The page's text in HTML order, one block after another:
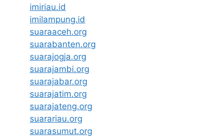
imiriau.id
imilampung.id
suaraaceh.org
suarabanten.org
suarajogja.org
suarajambi.org
suarajabar.org
suarajatim.org
suarajateng.org
suarariau.org
suarasumut.org